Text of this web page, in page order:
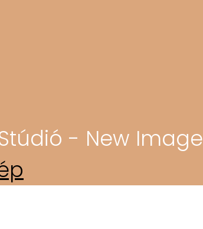
- New